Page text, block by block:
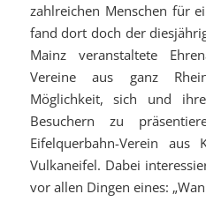
zahlreichen Menschen für
fand dort doch der
Mainz veranstaltete
Vereine aus ganz
Möglichkeit, sich und
Besuchern zu
Eifelquerbahn-Verein aus
Vulkaneifel. Dabei
vor allen Dingen eines: